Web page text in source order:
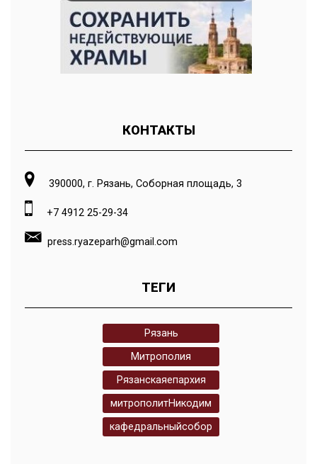
КОНТАКТЫ
390000, г. Рязань, Соборная площадь, 3
+7 4912 25-29-34
press.ryazeparh@gmail.com
ТЕГИ
Рязань
Митрополия
Рязанскаяепархия
митрополитНикодим
кафедральныйсобор